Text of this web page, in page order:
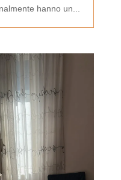
hanno un...